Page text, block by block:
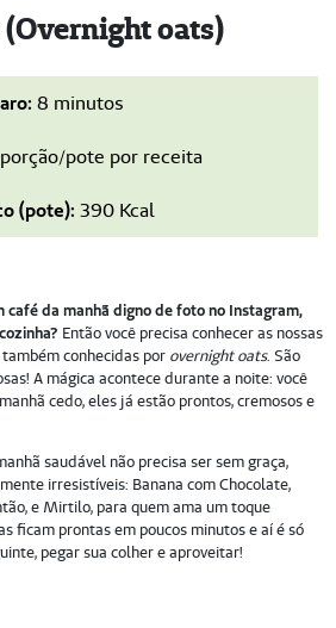
oats)
8 minutos
pote por receita
(pote): 390 Kcal
café da manhã digno de foto no Instagram,
Então você precisa conhecer as nossas
conhecidas por overnight oats. São
A mágica acontece durante a noite: você
cedo, eles já estão prontos, cremosos e
saudável não precisa ser sem graça,
irresistíveis: Banana com Chocolate,
e Mirtilo, para quem ama um toque
ficam prontas em poucos minutos e aí é só
pegar sua colher e aproveitar!